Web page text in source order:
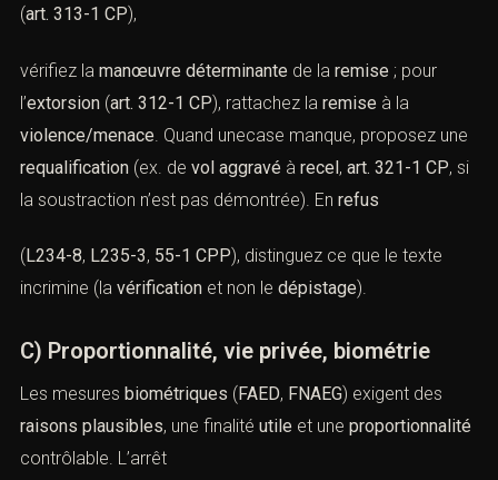
(art. 313-1 CP),
vérifiez la manœuvre déterminante de la remise ; pour
l’extorsion (art. 312-1 CP), rattachez la remise à la
violence/menace . Quand unecase manque, proposez une
requalification (ex. de vol aggravé à recel, art. 321-1 CP, si
la soustraction n’est pas démontrée). En refus
( L234-8, L235-3, 55-1 CPP), distinguez ce que le texte
incrimine (la vérification et non le dépistage).
C) Proportionnalité, vie privée, biométrie
Les mesures biométriques ( FAED, FNAEG) exigent des
raisons plausibles, une finalité utile et une proportionnalité
contrôlable. L’arrêt